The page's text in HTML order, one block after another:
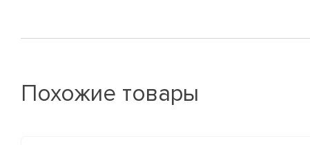
Похожие товары